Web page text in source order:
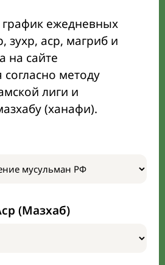
ежедневных
зухр, аср, магриб и
на сайте
согласно методу
лиги и
(ханафи).
(Мазхаб)